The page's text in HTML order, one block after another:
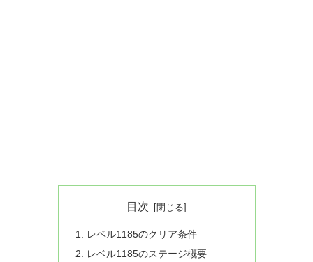
目次
レベル1185のクリア条件
レベル1185のステージ概要